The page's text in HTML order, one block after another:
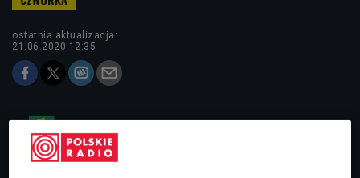
ostatnia aktualizacja:
21.06.2020 12:35
Google News